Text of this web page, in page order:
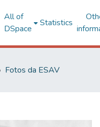
All of
DSpace
Statistics
Fotos da ESAV